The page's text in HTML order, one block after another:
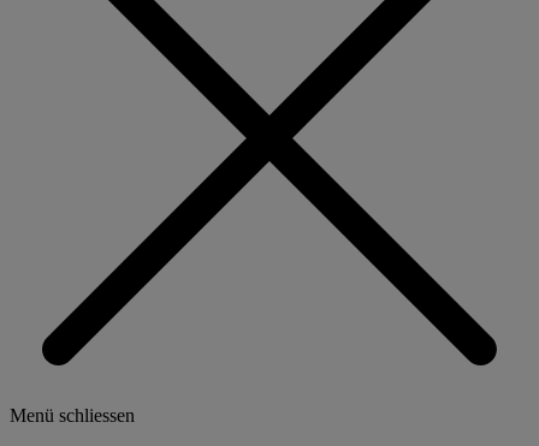
Menü schliessen